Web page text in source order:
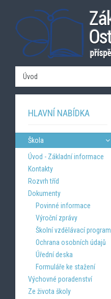
Úvod
HLAVNÍ NABÍDKA
Škola
Úvod - Základní informace
Kontakty
Rozvrh tříd
Dokumenty
Povinné informace
Výroční zprávy
Školní vzdělávací program
Ochrana osobních údajů
Úřední deska
Formuláře ke stažení
Výchovné poradenství
Ze života školy